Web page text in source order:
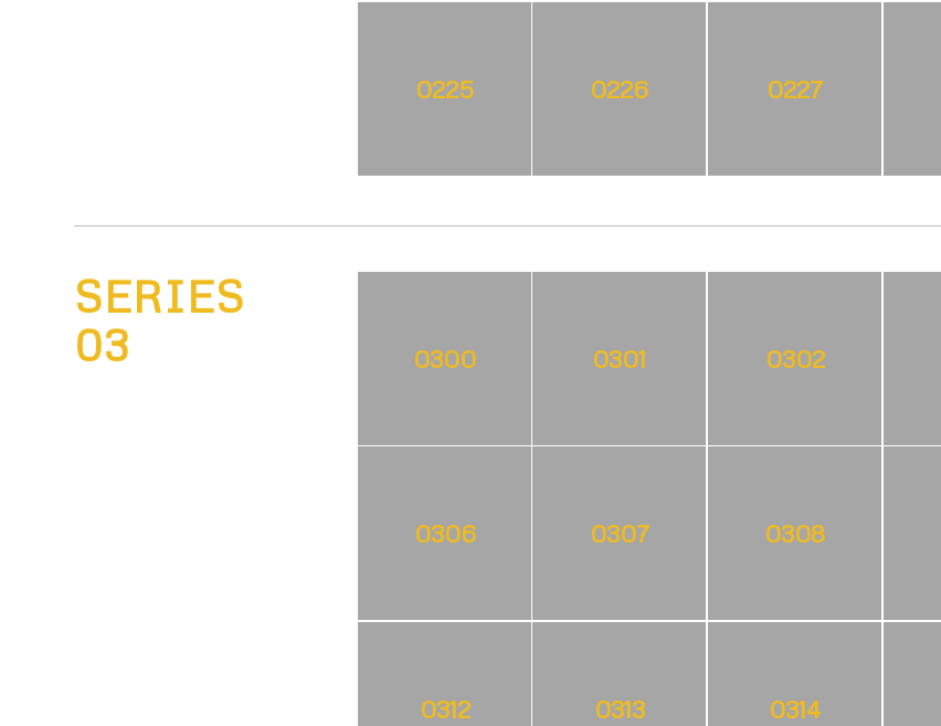
0225 0226 0227
SERIES
03
0300 0301 0302
0306 0307 0308
0312 0313 0314